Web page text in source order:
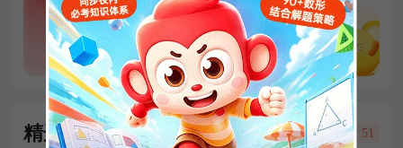
精选好课 限时领取 23 59 51